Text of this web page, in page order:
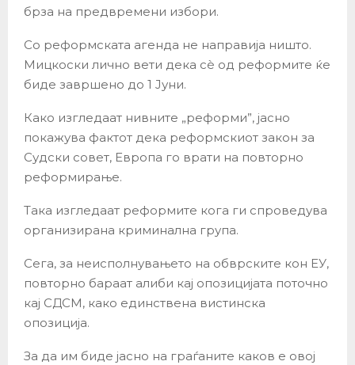
брза на предвремени избори.
Со реформската агенда не направија ништо.
Мицкоски лично вети дека сè од реформите ќе
биде завршено до 1 Јуни.
Како изгледаат нивните „реформи”, јасно
покажува фактот дека реформскиот закон за
Судски совет, Европа го врати на повторно
реформирање.
Така изгледаат реформите кога ги спроведува
организирана криминална група.
Сега, за неисполнувањето на обврските кон ЕУ,
повторно бараат алиби кај опозицијата поточно
кај СДСМ, како единствена вистинска
опозиција.
За да им биде јасно на граѓаните каков е овој